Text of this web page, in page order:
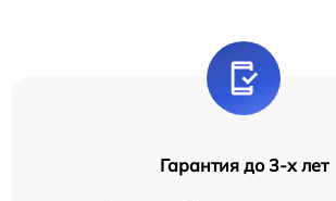
Гарантия до 3-х лет